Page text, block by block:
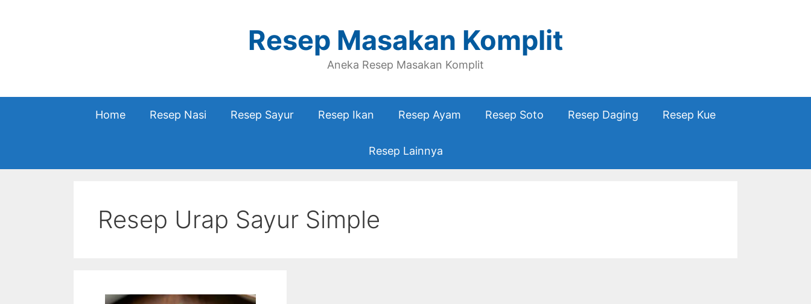
Resep Masakan Komplit
Aneka Resep Masakan Komplit
Home Resep Nasi Resep Sayur Resep Ikan Resep Ayam Resep Soto Resep Daging Resep Kue
Resep Lainnya
Resep Urap Sayur Simple